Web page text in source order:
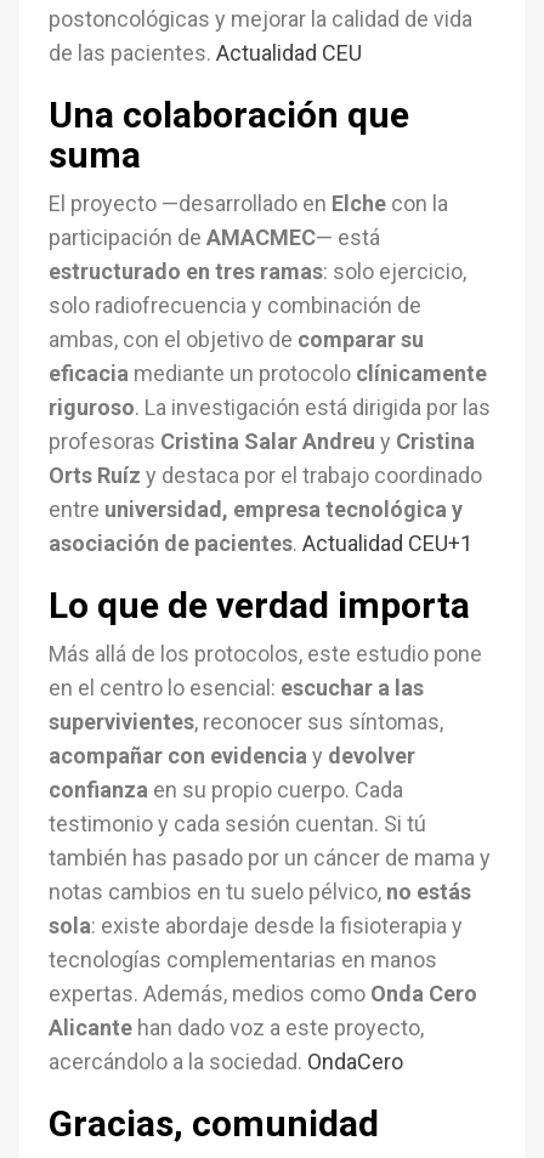
postoncológicas y mejorar la calidad de vida
de las pacientes. Actualidad CEU
Una colaboración que
suma
El proyecto —desarrollado en Elche con la
participación de AMACMEC— está
estructurado en tres ramas: solo ejercicio,
solo radiofrecuencia y combinación de
ambas, con el objetivo de comparar su
eficacia mediante un protocolo clínicamente
riguroso. La investigación está dirigida por las
profesoras Cristina Salar Andreu y Cristina
Orts Ruíz y destaca por el trabajo coordinado
entre universidad, empresa tecnológica y
asociación de pacientes. Actualidad CEU+1
Lo que de verdad importa
Más allá de los protocolos, este estudio pone
en el centro lo esencial: escuchar a las
supervivientes, reconocer sus síntomas,
acompañar con evidenciay devolver
confianza en su propio cuerpo. Cada
testimonio y cada sesión cuentan. Si tú
también has pasado por un cáncer de mama y
notas cambios en tu suelo pélvico, no estás
sola: existe abordaje desde la fisioterapia y
tecnologías complementarias en manos
expertas. Además, medios como Onda Cero
Alicante han dado voz a este proyecto,
acercándolo a la sociedad. OndaCero
Gracias, comunidad